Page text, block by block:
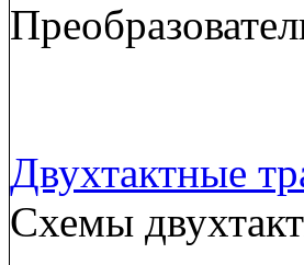
Двухтактные
Схемы